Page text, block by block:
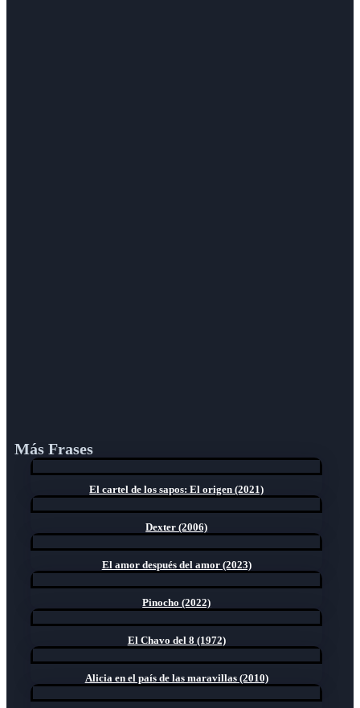
Más Frases
El cartel de los sapos: El origen (2021)
Dexter (2006)
El amor después del amor (2023)
Pinocho (2022)
El Chavo del 8 (1972)
Alicia en el país de las maravillas (2010)